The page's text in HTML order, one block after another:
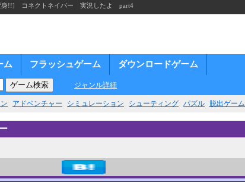
身!!] コネクトネイバー 実況したよ part4
ム フラッシュゲーム ダウンロードゲーム
ジャンル詳細
アドベンチャー シミュレーション シューティング パズル 脱出ゲーム